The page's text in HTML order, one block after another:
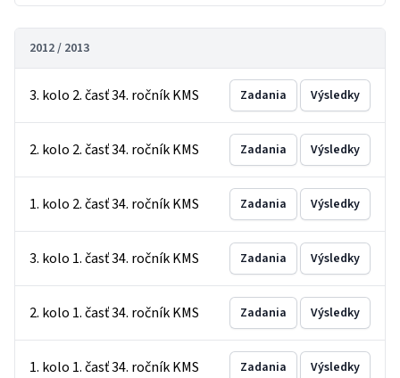
2012 / 2013
3. kolo 2. časť 34. ročník KMS Zadania Výsledky
2. kolo 2. časť 34. ročník KMS Zadania Výsledky
1. kolo 2. časť 34. ročník KMS Zadania Výsledky
3. kolo 1. časť 34. ročník KMS Zadania Výsledky
2. kolo 1. časť 34. ročník KMS Zadania Výsledky
1. kolo 1. časť 34. ročník KMS Zadania Výsledky